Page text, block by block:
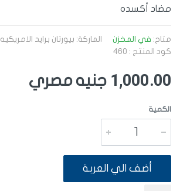
مضاد أكسده
متاح: في المخزن الماركة: بيورتان برايد الامريكيه
كود المنتج : 460
1,000.00 جنيه مصري
الكمية
أضف الي العربة